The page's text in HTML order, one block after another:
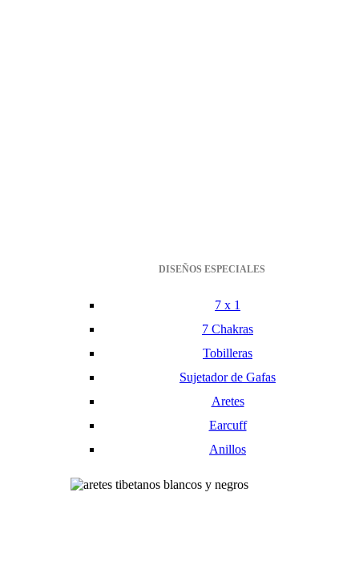
DISEÑOS ESPECIALES
7 x 1
7 Chakras
Tobilleras
Sujetador de Gafas
Aretes
Earcuff
Anillos